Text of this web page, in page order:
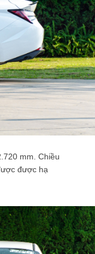
mm. Chiều
được hạ